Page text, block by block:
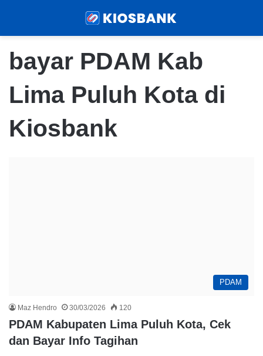
bayar PDAM Kab
Lima Puluh Kota di
Kiosbank
PDAM
Maz Hendro 30/03/2026 120
PDAM Kabupaten Lima Puluh Kota, Cek
dan Bayar Info Tagihan